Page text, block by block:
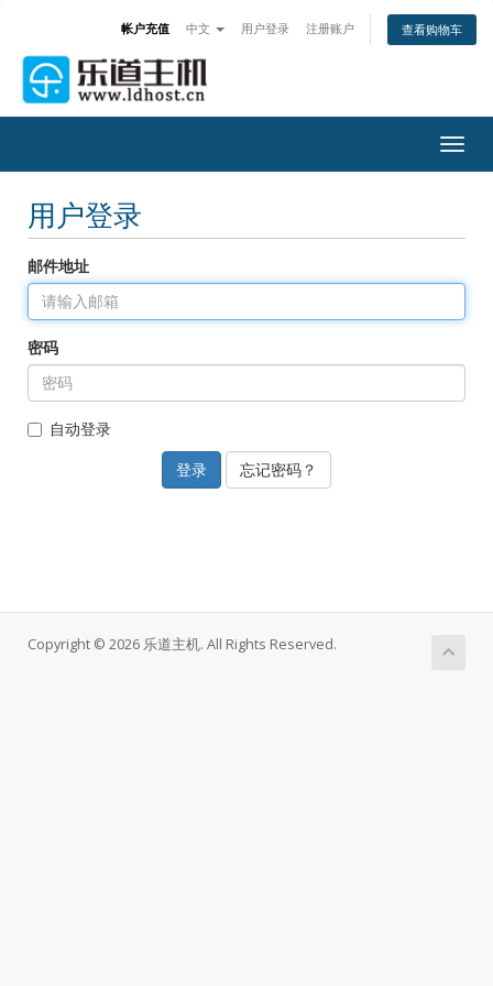
帐户充值 中文 用户登录 注册账户 查看购物车
用户登录
邮件地址
密码
自动登录
忘记密码？
Copyright © 2026 乐道主机. All Rights Reserved.